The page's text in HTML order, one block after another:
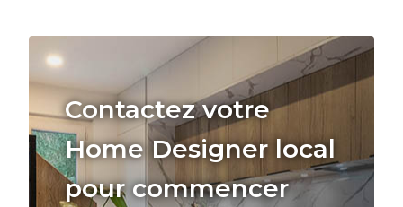
Contactez votre
Home Designer local
pour commencer